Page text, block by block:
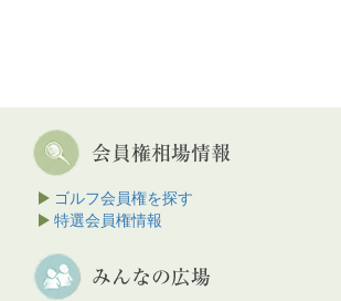
ゴルフ会員権を探す
特選会員権情報